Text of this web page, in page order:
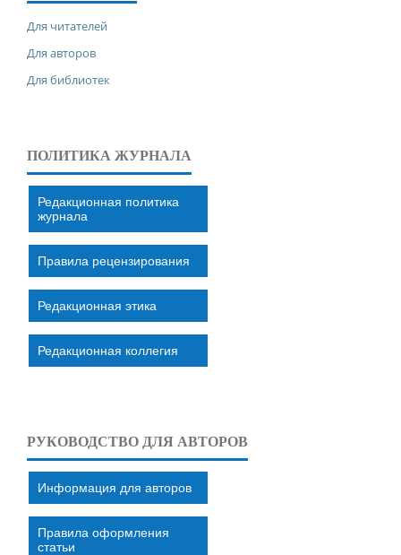
Для читателей
Для авторов
Для библиотек
ПОЛИТИКА ЖУРНАЛА
Редакционная политика
журнала
Правила рецензирования
Редакционная этика
Редакционная коллегия
РУКОВОДСТВО ДЛЯ АВТОРОВ
Информация для авторов
Правила оформления
статьи